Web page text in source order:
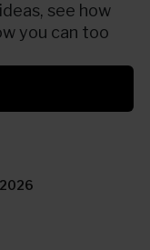
see how
you can too